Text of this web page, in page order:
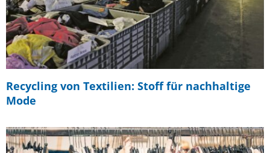
Recycling von Textilien: Stoff für nachhaltige
Mode